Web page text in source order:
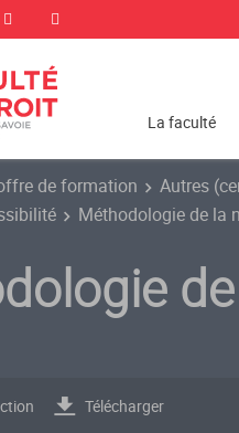
La faculté
de formation Autres
Méthodologie de la
Télécharger